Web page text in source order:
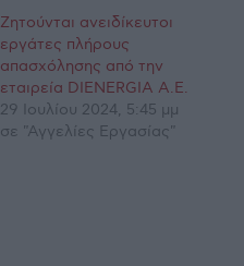
Ζητούνται ανειδίκευτοι
εργάτες πλήρους
απασχόλησης από την
εταιρεία DIENERGIA Α.Ε.
29 Ιουλίου 2024, 5:45 μμ
σε "Αγγελίες Εργασίας"